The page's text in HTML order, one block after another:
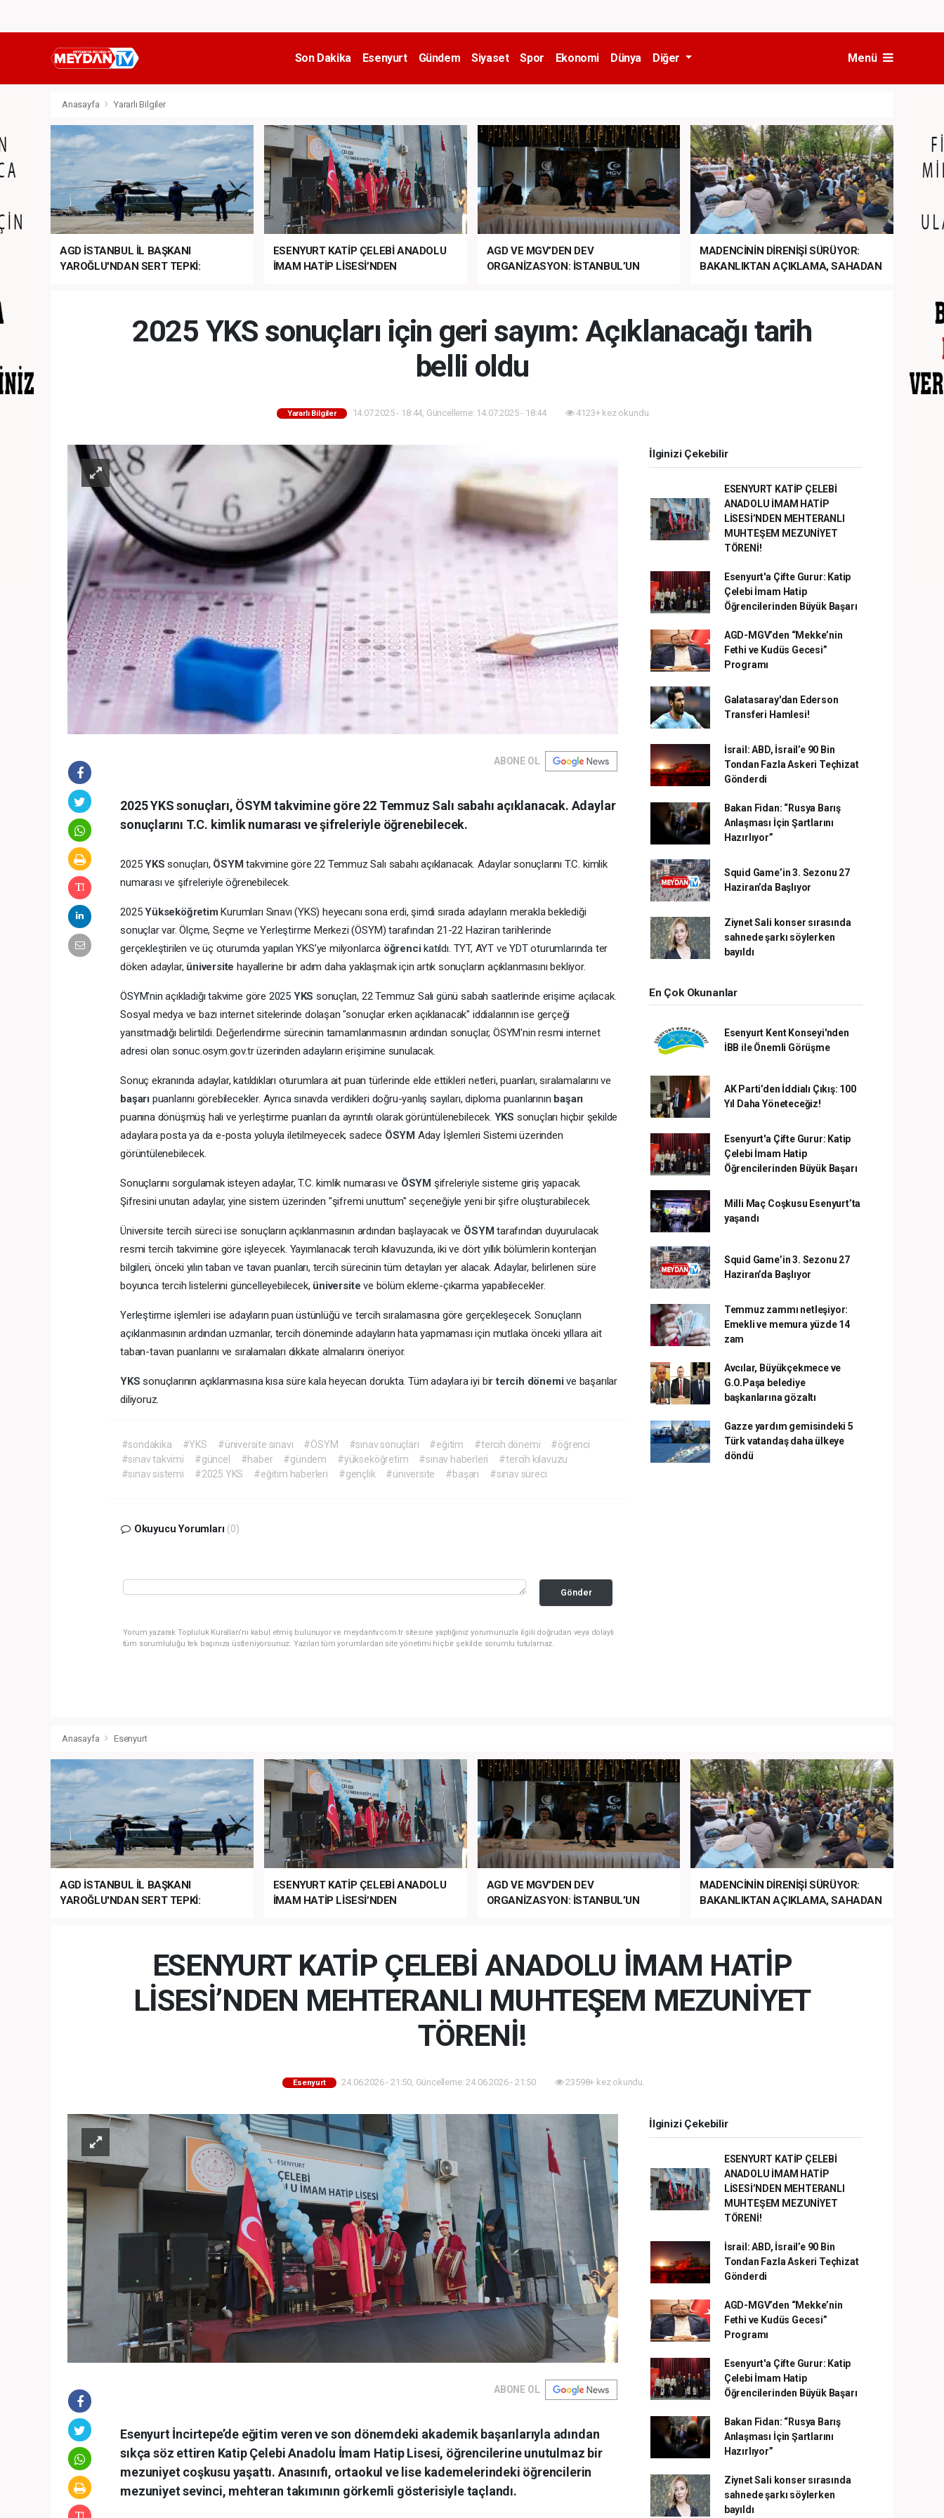
Son Dakika Esenyurt Gündem Siyaset Spor Ekonomi Dünya Diğer Menü
Anasayfa Yararlı Bilgiler
AGD İSTANBUL İL BAŞKANI
YAROĞLU'NDAN SERT TEPKİ:
ESENYURT KATİP ÇELEBİ ANADOLU
İMAM HATİP LİSESİ’NDEN
AGD VE MGV’DEN DEV
ORGANİZASYON: İSTANBUL’UN
MADENCİNİN DİRENİŞİ SÜRÜYOR:
BAKANLIKTAN AÇIKLAMA, SAHADAN
2025 YKS sonuçları için geri sayım: Açıklanacağı tarih
belli oldu
Yararlı Bilgiler 14.07.2025 - 18:44, Güncelleme: 14.07.2025 - 18:44 4123+ kez okundu.
ABONE OL
2025 YKS sonuçları, ÖSYM takvimine göre 22 Temmuz Salı sabahı açıklanacak. Adaylar
sonuçlarını T.C. kimlik numarası ve şifreleriyle öğrenebilecek.
2025YKSsonuçları, ÖSYMtakvimine göre 22 Temmuz Salı sabahı açıklanacak. Adaylar sonuçlarını T.C. kimlik
numarası ve şifreleriyle öğrenebilecek.
2025YükseköğretimKurumları Sınavı (YKS) heyecanı sona erdi, şimdi sırada adayların merakla beklediği
sonuçlar var. Ölçme, Seçme ve Yerleştirme Merkezi (ÖSYM) tarafından 21-22 Haziran tarihlerinde
gerçekleştirilen ve üç oturumda yapılan YKS’ye milyonlarca öğrencikatıldı. TYT, AYT ve YDT oturumlarında ter
döken adaylar, üniversitehayallerine bir adım daha yaklaşmak için artık sonuçların açıklanmasını bekliyor.
ÖSYM'nin açıkladığı takvime göre 2025 YKSsonuçları, 22 Temmuz Salı günü sabah saatlerinde erişime açılacak.
Sosyal medya ve bazı internet sitelerinde dolaşan "sonuçlar erken açıklanacak" iddialarının ise gerçeği
yansıtmadığı belirtildi. Değerlendirme sürecinin tamamlanmasının ardından sonuçlar, ÖSYM'nin resmi internet
adresi olan sonuc.osym.gov.tr üzerinden adayların erişimine sunulacak.
Sonuç ekranında adaylar, katıldıkları oturumlara ait puan türlerinde elde ettikleri netleri, puanları, sıralamalarını ve
başarı puanlarını görebilecekler. Ayrıca sınavda verdikleri doğru-yanlış sayıları, diploma puanlarının başarı
puanına dönüşmüş hali ve yerleştirme puanları da ayrıntılı olarak görüntülenebilecek. YKS sonuçları hiçbir şekilde
adaylara posta ya da e-posta yoluyla iletilmeyecek; sadece ÖSYM Aday İşlemleri Sistemi üzerinden
görüntülenebilecek.
Sonuçlarını sorgulamak isteyen adaylar, T.C. kimlik numarası ve ÖSYM şifreleriyle sisteme giriş yapacak.
Şifresini unutan adaylar, yine sistem üzerinden "şifremi unuttum" seçeneğiyle yeni bir şifre oluşturabilecek.
Üniversite tercih süreci ise sonuçların açıklanmasının ardından başlayacak ve ÖSYMtarafından duyurulacak
resmi tercih takvimine göre işleyecek. Yayımlanacak tercih kılavuzunda, iki ve dört yıllık bölümlerin kontenjan
bilgileri, önceki yılın taban ve tavan puanları, tercih sürecinin tüm detayları yer alacak. Adaylar, belirlenen süre
boyunca tercih listelerini güncelleyebilecek, üniversiteve bölüm ekleme-çıkarma yapabilecekler.
Yerleştirme işlemleri ise adayların puan üstünlüğü ve tercih sıralamasına göre gerçekleşecek. Sonuçların
açıklanmasının ardından uzmanlar, tercih döneminde adayların hata yapmaması için mutlaka önceki yıllara ait
taban-tavan puanlarını ve sıralamaları dikkate almalarını öneriyor.
YKSsonuçlarının açıklanmasına kısa süre kala heyecan dorukta. Tüm adaylara iyi birtercih dönemive başarılar
diliyoruz.
#sondakika #YKS #üniversite sınavı #ÖSYM #sınav sonuçları #eğitim #tercih dönemi
#öğrenci
#sınav takvimi
#güncel #haber #gündem #yükseköğretim #sınav haberleri
#tercih kılavuzu
#sınav sistemi
#2025 YKS #eğitim haberleri #gençlik #üniversite #başarı #sınav süreci
Okuyucu Yorumları (0)
Gönder
Yorum yazarak Topluluk Kuralları’nı kabul etmiş bulunuyor ve meydantv.com.tr sitesine yaptığınız yorumunuzla ilgili doğrudan veya dolaylı
tüm sorumluluğu tek başınıza üstleniyorsunuz. Yazılan tüm yorumlardan site yönetimi hiçbir şekilde sorumlu tutulamaz.
İlginizi Çekebilir
ESENYURT KATİP ÇELEBİ
ANADOLU İMAM HATİP
LİSESİ’NDEN MEHTERANLI
MUHTEŞEM MEZUNİYET
TÖRENİ!
Esenyurt'a Çifte Gurur: Katip
Çelebi İmam Hatip
Öğrencilerinden Büyük Başarı
AGD-MGV’den “Mekke’nin
Fethi ve Kudüs Gecesi”
Programı
Galatasaray'dan Ederson
Transferi Hamlesi!
İsrail: ABD, İsrail’e 90 Bin
Tondan Fazla Askeri Teçhizat
Gönderdi
Bakan Fidan: “Rusya Barış
Anlaşması İçin Şartlarını
Hazırlıyor”
Squid Game’in 3. Sezonu 27
Haziran’da Başlıyor
Ziynet Sali konser sırasında
sahnede şarkı söylerken
bayıldı
En Çok Okunanlar
Esenyurt Kent Konseyi'nden
İBB ile Önemli Görüşme
AK Parti’den İddialı Çıkış: 100
Yıl Daha Yöneteceğiz!
Esenyurt'a Çifte Gurur: Katip
Çelebi İmam Hatip
Öğrencilerinden Büyük Başarı
Milli Maç Coşkusu Esenyurt’ta
yaşandı
Squid Game’in 3. Sezonu 27
Haziran’da Başlıyor
Temmuz zammı netleşiyor:
Emekli ve memura yüzde 14
zam
Avcılar, Büyükçekmece ve
G.O.Paşa belediye
başkanlarına gözaltı
Gazze yardım gemisindeki 5
Türk vatandaş daha ülkeye
döndü
Anasayfa Esenyurt
AGD İSTANBUL İL BAŞKANI
YAROĞLU'NDAN SERT TEPKİ:
ESENYURT KATİP ÇELEBİ ANADOLU
İMAM HATİP LİSESİ’NDEN
AGD VE MGV’DEN DEV
ORGANİZASYON: İSTANBUL’UN
MADENCİNİN DİRENİŞİ SÜRÜYOR:
BAKANLIKTAN AÇIKLAMA, SAHADAN
ESENYURT KATİP ÇELEBİ ANADOLU İMAM HATİP
LİSESİ’NDEN MEHTERANLI MUHTEŞEM MEZUNİYET
TÖRENİ!
Esenyurt 24.06.2026 - 21:50, Güncelleme: 24.06.2026 - 21:50 23598+ kez okundu.
ABONE OL
Esenyurt İncirtepe’de eğitim veren ve son dönemdeki akademik başarılarıyla adından
sıkça söz ettiren Katip Çelebi Anadolu İmam Hatip Lisesi, öğrencilerine unutulmaz bir
mezuniyet coşkusu yaşattı. Anasınıfı, ortaokul ve lise kademelerindeki öğrencilerin
mezuniyet sevinci, mehteran takımının görkemli gösterisiyle taçlandı.
İlginizi Çekebilir
ESENYURT KATİP ÇELEBİ
ANADOLU İMAM HATİP
LİSESİ’NDEN MEHTERANLI
MUHTEŞEM MEZUNİYET
TÖRENİ!
İsrail: ABD, İsrail’e 90 Bin
Tondan Fazla Askeri Teçhizat
Gönderdi
AGD-MGV’den “Mekke’nin
Fethi ve Kudüs Gecesi”
Programı
Esenyurt'a Çifte Gurur: Katip
Çelebi İmam Hatip
Öğrencilerinden Büyük Başarı
Bakan Fidan: “Rusya Barış
Anlaşması İçin Şartlarını
Hazırlıyor”
Ziynet Sali konser sırasında
sahnede şarkı söylerken
bayıldı